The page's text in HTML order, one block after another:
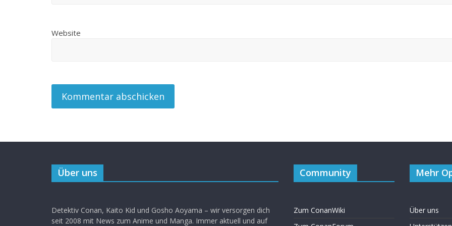
Website
Über uns
Detektiv Conan, Kaito Kid und Gosho Aoyama – wir versorgen dich
seit 2008 mit News zum Anime und Manga. Immer aktuell und auf
Community
Zum ConanWiki
Mehr
Über uns